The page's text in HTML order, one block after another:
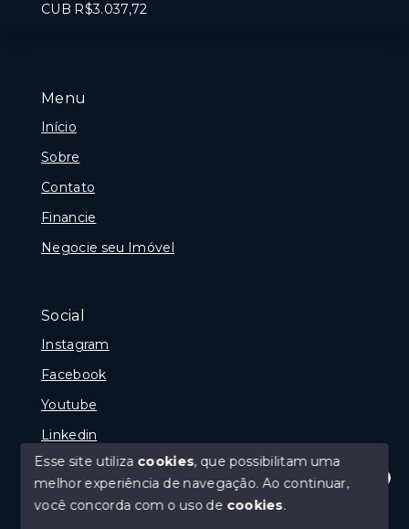
Menu
Início
Sobre
Contato
Financie
Negocie seu Imóvel
Social
Instagram
Facebook
Youtube
Linkedin
© Copyright 2026 - Reginaldo Polenta - CRECI 31.630
CUB R$3.037,72
Olá! Estamos disponíveis para te ajudar.
Esse site utiliza cookies, que possibilitam uma
melhor experiência de navegação.Ao continuar,
você concorda com o uso de cookies.